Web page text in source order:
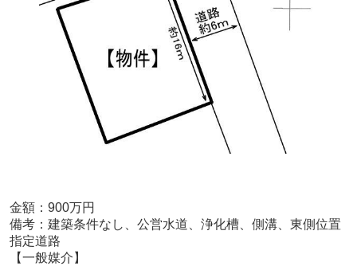
金額：900万円
備考： 建築条件なし、公営水道、浄化槽、側溝、東側位置
指定道路
【一般媒介 】